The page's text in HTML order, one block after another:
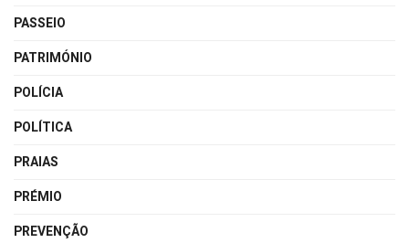
PASSEIO
PATRIMÓNIO
POLÍCIA
POLÍTICA
PRAIAS
PRÉMIO
PREVENÇÃO